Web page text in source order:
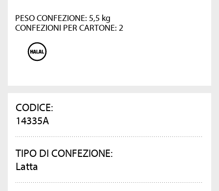
PESO CONFEZIONE: 5,5 kg
CONFEZIONI PER CARTONE: 2
CODICE:
14335A
TIPO DI CONFEZIONE:
Latta